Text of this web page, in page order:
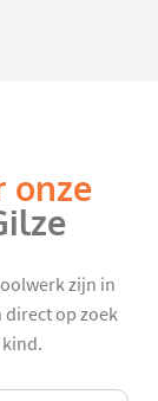
onze
zijn in
direct op zoek